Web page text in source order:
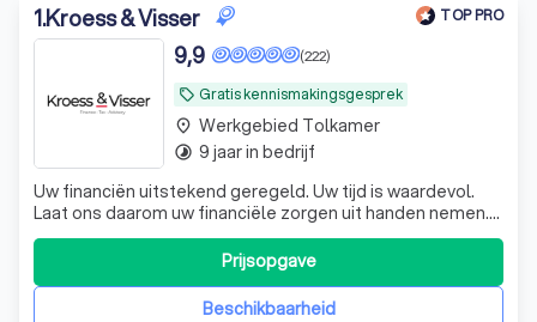
1.Kroess & Visser TOP PRO
local_offer Gratis kennismakingsgesprek
(222)
9,9
Uw financiën uitstekend geregeld. Uw tijd is waardevol.
Laat ons daarom uw financiële zorgen uit handen nemen.
De experts van KroessVisser beheren al uw financiële
processen van A tot Z, zodat u met een gerust hart kunt
ondernemen. KroessVisser | Finance - Tax - Advisory ☎️
Plan een GRATIS ADVIESBeschikbaarheid
Prijsopgave
place Werkgebied Tolkamer
timelapse 9 jaar in bedrijf